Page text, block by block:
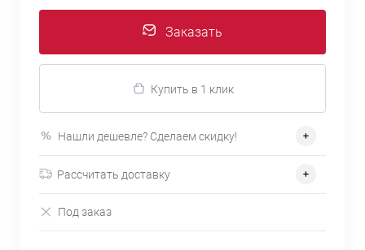
Заказать
Купить в 1 клик
Нашли дешевле? Сделаем скидку!
Рассчитать доставку
Под заказ